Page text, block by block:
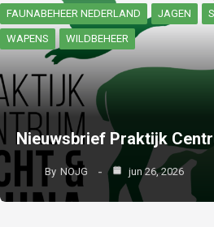
FAUNABEHEER NEDERLAND JAGEN
WAPENS WILDBEHEER
Nieuwsbrief Praktijk
By NOJG jun 26, 2026